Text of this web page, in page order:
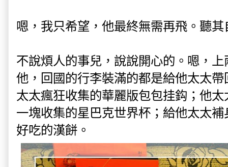
嗯，我只希望，他最終無需再飛。聽
不說煩人的事兒，說說開心的。嗯，
他，回國的行李裝滿的都是給他太太
太太瘋狂收集的華麗版包包挂鈎；他
一塊收集的星巴克世界杯；給他太太
好吃的漢餅。